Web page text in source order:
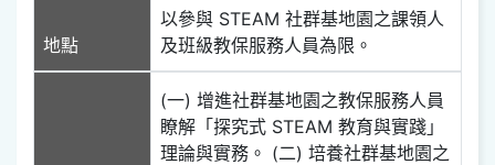
地點
以參與 STEAM 社群基地園之課領人
及班級教保服務人員為限。
(一) 增進社群基地園之教保服務人員
瞭解「探究式 STEAM 教育與實踐」
理論與實務。 (二) 培養社群基地園之